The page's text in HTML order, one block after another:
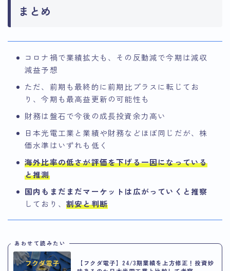
まとめ
コロナ禍で業績拡大も、その反動減で今期は減収
減益予想
ただ、前期も最終的に前期比プラスに転じてお
り、今期も最高益更新の可能性も
財務は盤石で今後の成長投資余力高い
日本光電工業と業績や財務などほぼ同じだが、株
価水準はいずれも低く
海外比率の低さが評価を下げる一因になっている
と推測
国内もまだまだマーケットは広がっていくと推察
しており、 割安と判断
あわせて読みたい
【フクダ電子】24/3期業績を上方修正！投資妙